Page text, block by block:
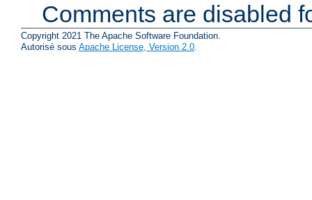
Comments are disabled
Copyright 2021 The Apache Software Foundation.
Autorisé sous Apache License, Version 2.0